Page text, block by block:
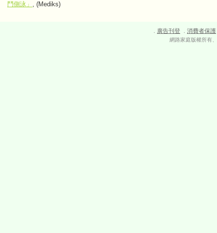
鬥側泳」 , (Mediks)
． 廣告刊登 ． 消費者保護
網路家庭版權所有